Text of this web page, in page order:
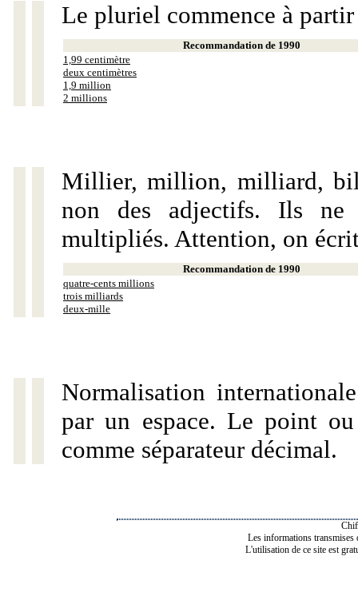
Le pluriel commence à
Recommandation de 1990
1,99 centimètre
deux centimètres
1,9 million
2 millions
Millier, million, milliard,
non des adjectifs. Ils ne
multipliés. Attention, on
Recommandation de 1990
quatre-cents millions
trois milliards
deux-mille
Normalisation
par un espace. Le point
comme séparateur décimal.
Les informations transmises
L'utilisation de ce site est